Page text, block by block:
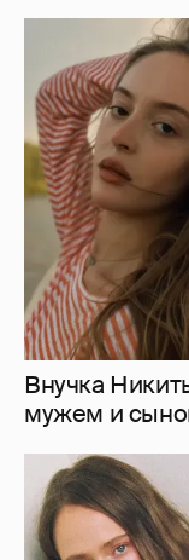
Внучка
мужем и
"Лолита".
платье с